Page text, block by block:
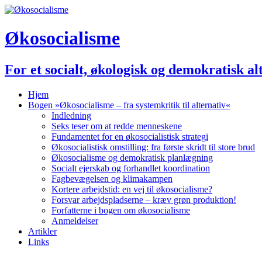
Økosocialisme
For et socialt, økologisk og demokratisk
Hjem
Bogen »Økosocialisme – fra systemkritik til alternativ«
Indledning
Seks teser om at redde menneskene
Fundamentet for en økosocialistisk strategi
Økosocialistisk omstilling: fra første skridt til store brud
Økosocialisme og demokratisk planlægning
Socialt ejerskab og forhandlet koordination
Fagbevægelsen og klimakampen
Kortere arbejdstid: en vej til økosocialisme?
Forsvar arbejdspladserne – kræv grøn produktion!
Forfatterne i bogen om økosocialisme
Anmeldelser
Artikler
Links